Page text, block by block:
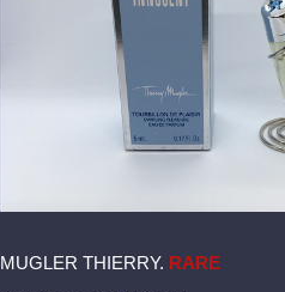
MUGLER THIERRY. RARE